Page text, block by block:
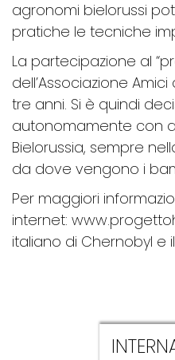
agronomi bielorussi
pratiche le tecniche
La partecipazione al
dell’Associazione
tre anni. Si è quindi
autonomamente con
Bielorussia, sempre
da dove vengono i
Per maggiori
internet:
italiano di Chernobyl e